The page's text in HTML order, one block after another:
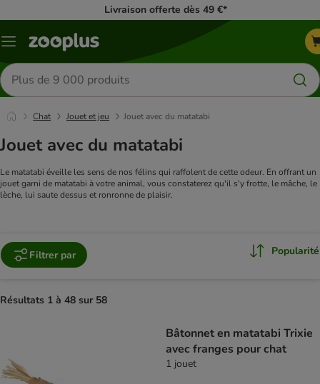
Livraison offerte dès 49 €*
Menu
Rechercher
des
produits
Chat Jouet et jeu Jouet avec du matatabi
Jouet avec du matatabi
Le matatabi éveille les sens de nos félins qui raffolent de cette odeur. En offrant un
jouet garni de matatabi à votre animal, vous constaterez qu'il s'y frotte, le mâche, le
lèche, lui saute dessus et ronronne de plaisir.
Filtrer par Popularité
Résultats 1 à 48 sur 58
Bâtonnet en matatabi Trixie
avec franges pour chat
1 jouet